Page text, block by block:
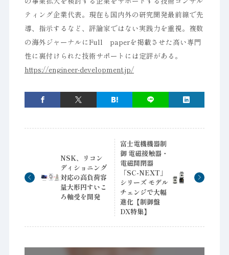
ティング企業代表。現在も国内外の研究開発最前線で先
導、指示するなど、評論家ではない実践力を重視。複数
の海外ジャーナルにFull paperを掲載させた高い専門
性に裏付けられた技術サポートには定評がある。
https://engineer-development.jp/
NSK、リコン
ディショニング
対応の高負荷容
量大形円すいこ
ろ軸受を開発
富士電機機器制
御 電磁接触器・
電磁開閉器
「SC-NEXT」
シリーズ モデル
チェンジで大幅
進化【制御盤
DX特集】